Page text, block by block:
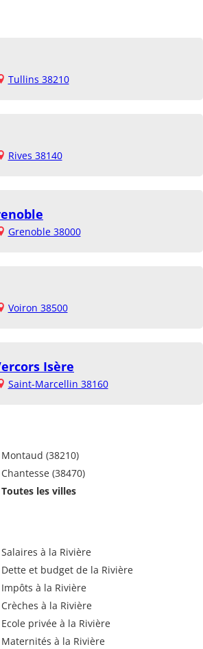
Tullins 38210
Rives 38140
Grenoble 38000
Voiron 38500
Isère
Saint-Marcellin 38160
Montaud (38210)
Chantesse (38470)
Toutes les villes
Salaires à la Rivière
Dette et budget de la Rivière
Impôts à la Rivière
Crèches à la Rivière
Ecole privée à la Rivière
Maternités à la Rivière